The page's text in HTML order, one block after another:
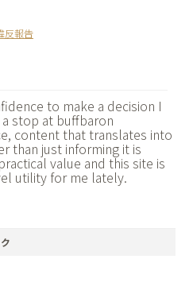
反報告
to make a decision I
stop at buffbaron
content that translates into
than just informing it is
value and this site is
utility for me lately.